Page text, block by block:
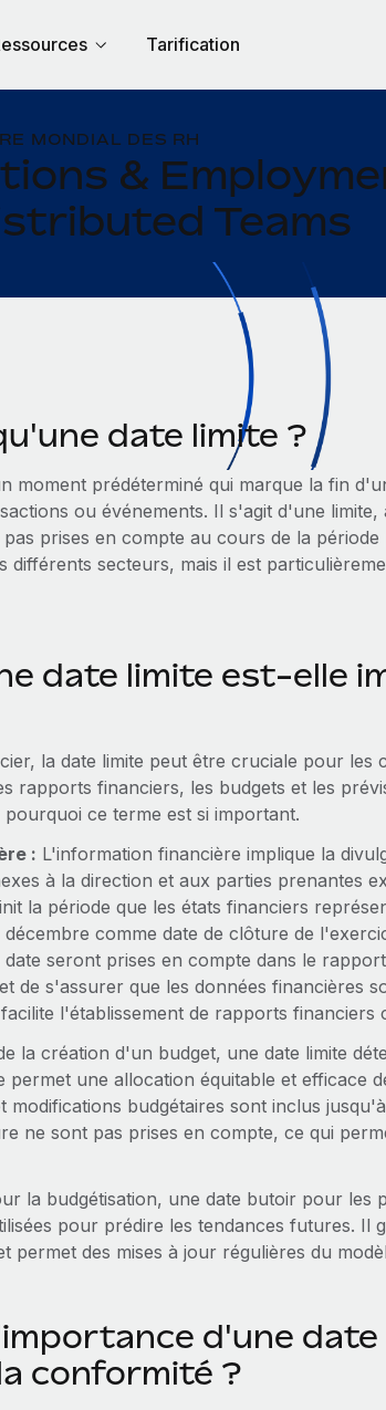
Tarification
MONDIAL DES RH
&
Teams
date limite ?
moment prédéterminé qui marque la fin
ou événements. Il s'agit d'une limite,
prises en compte au cours de la
différents secteurs, mais il est
date limite est-elle
la date limite peut être cruciale pour les
rapports financiers, les budgets et les
ce terme est si important.
: L'information financière implique la
à la direction et aux parties prenantes
la période que les états financiers
comme date de clôture de
seront prises en compte dans le
de s'assurer que les données financières
l'établissement de rapports financiers
la création d'un budget, une date limite
permet une allocation équitable et efficace
modifications budgétaires sont inclus
ne sont pas prises en compte, ce qui
la budgétisation, une date butoir pour les
pour prédire les tendances futures. Il
permet des mises à jour régulières du
d'une date
conformité ?